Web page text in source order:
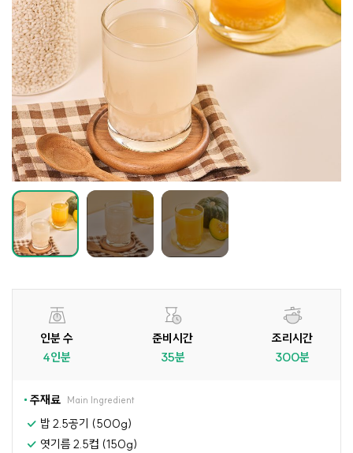
인분 수
4인분
준비시간
35분
조리시간
300분
주재료 Main Ingredient
밥 2.5공기 (500g)
엿기름 2.5컵 (150g)